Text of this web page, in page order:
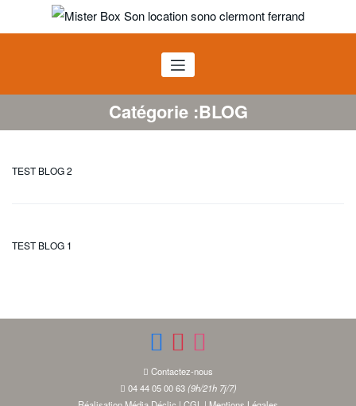
Mister BOX SON
Catégorie :BLOG
TEST BLOG 2
TEST BLOG 1
Contactez-nous
04 44 05 00 63(9h/21h 7j/7)